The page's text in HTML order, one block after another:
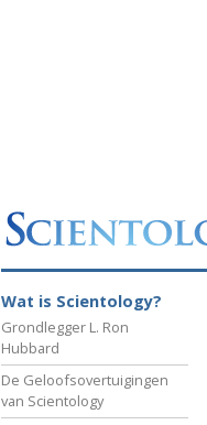
Wat is Scientology?
Grondlegger L. Ron
Hubbard
De Geloofsovertuigingen
van Scientology